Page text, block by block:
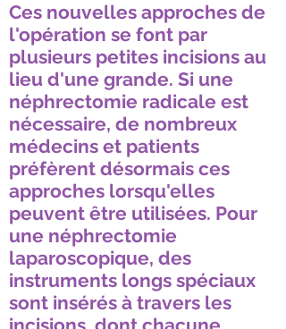
Ces nouvelles approches de
l'opération se font par
plusieurs petites incisions au
lieu d'une grande. Si une
néphrectomie radicale est
nécessaire, de nombreux
médecins et patients
préfèrent désormais ces
approches lorsqu'elles
peuvent être utilisées. Pour
une néphrectomie
laparoscopique, des
instruments longs spéciaux
sont insérés à travers les